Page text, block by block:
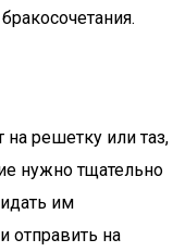
решетку или таз,
нужно тщательно
им
отправить на